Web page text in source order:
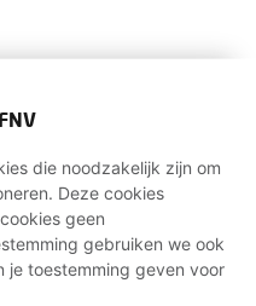
die noodzakelijk zijn om
Deze cookies
geen
gebruiken we ook
je toestemming geven voor